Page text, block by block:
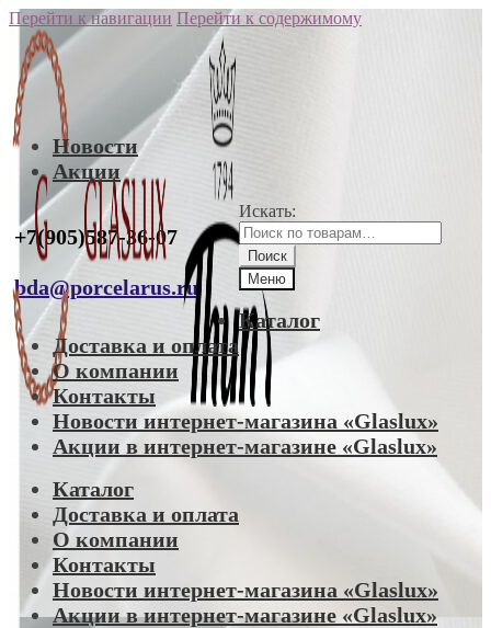
Перейти к навигации Перейти к содержимому
Новости
Акции
+7(905)587-36-07
bda@porcelarus.ru
Искать:
Поиск
Меню
Каталог
Доставка и оплата
О компании
Контакты
Новости интернет-магазина «Glaslux»
Акции в интернет-магазине «Glaslux»
Каталог
Доставка и оплата
О компании
Контакты
Новости интернет-магазина «Glaslux»
Акции в интернет-магазине «Glaslux»